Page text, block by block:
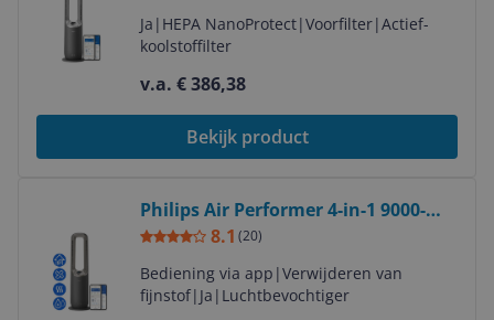
& Heater - HEPA Filter - 270 m³/h -
Grey - App Connected
Ja | HEPA NanoProtect|Voorfilter|Actief-
koolstoffilter
v.a. € 386,38
Bekijk product
Philips Air Performer 4-in-1 9000-
serie - Luchtreiniger - 48 m² - 48 dB -
Grijs
8.1 (20)
Bediening via app |Verwijderen van
fijnstof| Ja | Luchtbevochtiger